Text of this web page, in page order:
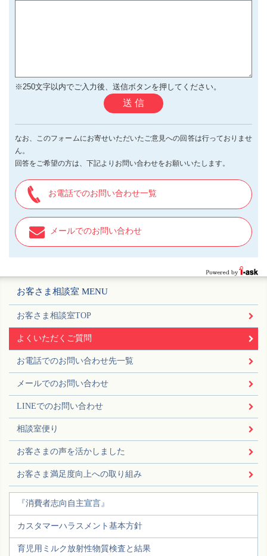
※250文字以内でご入力後、送信ボタンを押してください。
送 信
なお、このフォームにお寄せいただいたご意見への回答は行っておりませ
ん。
回答をご希望の方は、下記よりお問い合わせをお願いいたします。
お電話でのお問い合わせ一覧
メールでのお問い合わせ
お客さま相談室 MENU
お客さま相談室TOP
よくいただくご質問
お電話でのお問い合わせ先一覧
メールでのお問い合わせ
LINEでのお問い合わせ
相談室便り
お客さまの声を活かしました
お客さま満足度向上への取り組み
『消費者志向自主宣言』
カスタマーハラスメント基本方針
育児用ミルク放射性物質検査と結果